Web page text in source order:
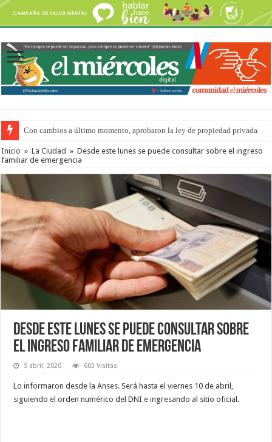
Con cambios a último momento, aprobaron la ley de propiedad privada
Inicio » La Ciudad » Desde este lunes se puede consultar sobre el ingreso
familiar de emergencia
Desde este lunes se puede consultar sobre
el ingreso familiar de emergencia
5 abril, 2020 603 Visitas
Lo informaron desde la Anses. Será hasta el viernes 10 de abril,
siguiendo el orden numérico del DNI e ingresando al sitio oficial.